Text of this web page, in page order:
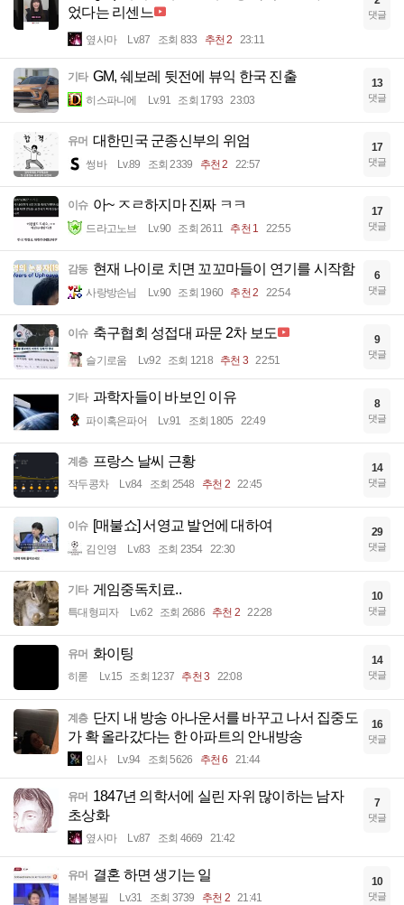
었다는 리센느
옆사마 Lv.87 조회 833 추천 2 23:11
댓글
기타 GM, 쉐보레 뒷전에 뷰익 한국 진출
히스파니에 Lv.91 조회 1793 23:03
13
댓글
유머 대한민국 군종신부의 위엄
썽바 Lv.89 조회 2339 추천 2 22:57
17
댓글
이슈 아~ ㅈㄹ하지마 진짜 ㅋㅋ
드라고노브 Lv.90 조회 2611 추천 1 22:55
17
댓글
감동 현재 나이로 치면 꼬꼬마들이 연기를 시작함
사랑방손님 Lv.90 조회 1960 추천 2 22:54
6
댓글
이슈 축구협회 성접대 파문 2차 보도
슬기로움 Lv.92 조회 1218 추천 3 22:51
9
댓글
기타 과학자들이 바보인 이유
파이혹은파어 Lv.91 조회 1805 22:49
8
댓글
계층 프랑스 날씨 근황
작두콩차 Lv.84 조회 2548 추천 2 22:45
14
댓글
이슈 [매불쇼] 서영교 발언에 대하여
김인영 Lv.83 조회 2354 22:30
29
댓글
기타 게임중독치료..
특대형피자 Lv.62 조회 2686 추천 2 22:28
10
댓글
유머 화이팅
히롣 Lv.15 조회 1237 추천 3 22:08
14
댓글
계층 단지 내 방송 아나운서를 바꾸고 나서 집중도
가 확 올라갔다는 한 아파트의 안내방송
입사 Lv.94 조회 5626 추천 6 21:44
16
댓글
유머 1847년 의학서에 실린 자위 많이하는 남자
초상화
옆사마 Lv.87 조회 4669 21:42
7
댓글
유머 결혼 하면 생기는 일
봄봄봉필 Lv.31 조회 3739 추천 2 21:41
10
댓글